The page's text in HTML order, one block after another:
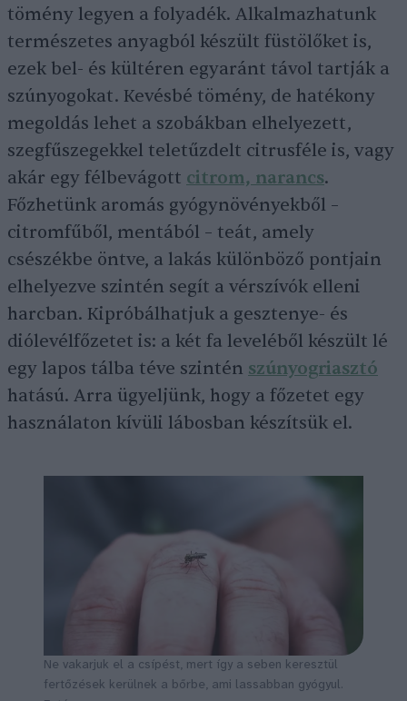
tömény legyen a folyadék. Alkalmazhatunk
természetes anyagból készült füstölőket is,
ezek bel- és kültéren egyaránt távol tartják a
szúnyogokat. Kevésbé tömény, de hatékony
megoldás lehet a szobákban elhelyezett,
szegfűszegekkel teletűzdelt citrusféle is, vagy
akár egy félbevágott citrom, narancs.
Főzhetünk aromás gyógynövényekből –
citromfűből, mentából – teát, amely
csészékbe öntve, a lakás különböző pontjain
elhelyezve szintén segít a vérszívók elleni
harcban. Kipróbálhatjuk a gesztenye- és
diólevélfőzetet is: a két fa leveléből készült lé
egy lapos tálba téve szintén szúnyogriasztó
hatású. Arra ügyeljünk, hogy a főzetet egy
használaton kívüli lábosban készítsük el.
Ne vakarjuk el a csípést, mert így a seben keresztül
fertőzések kerülnek a bőrbe, ami lassabban gyógyul.